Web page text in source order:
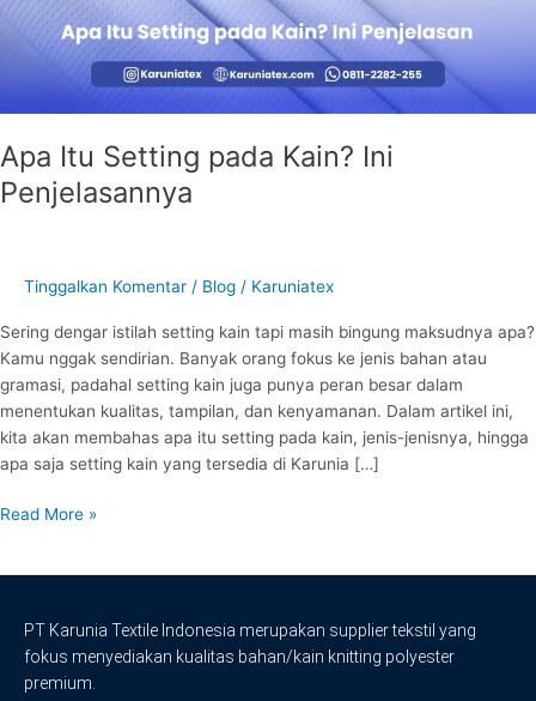
Apa Itu Setting pada Kain? Ini
Penjelasannya
Tinggalkan Komentar / Blog / Karuniatex
Sering dengar istilah setting kain tapi masih bingung maksudnya apa?
Kamu nggak sendirian. Banyak orang fokus ke jenis bahan atau
gramasi, padahal setting kain juga punya peran besar dalam
menentukan kualitas, tampilan, dan kenyamanan. Dalam artikel ini,
kita akan membahas apa itu setting pada kain, jenis-jenisnya, hingga
apa saja setting kain yang tersedia di Karunia […]
Penjelasannya
Read More »
PT Karunia Textile Indonesia merupakan supplier tekstil yang
fokus menyediakan kualitas bahan/kain knitting polyester
premium.